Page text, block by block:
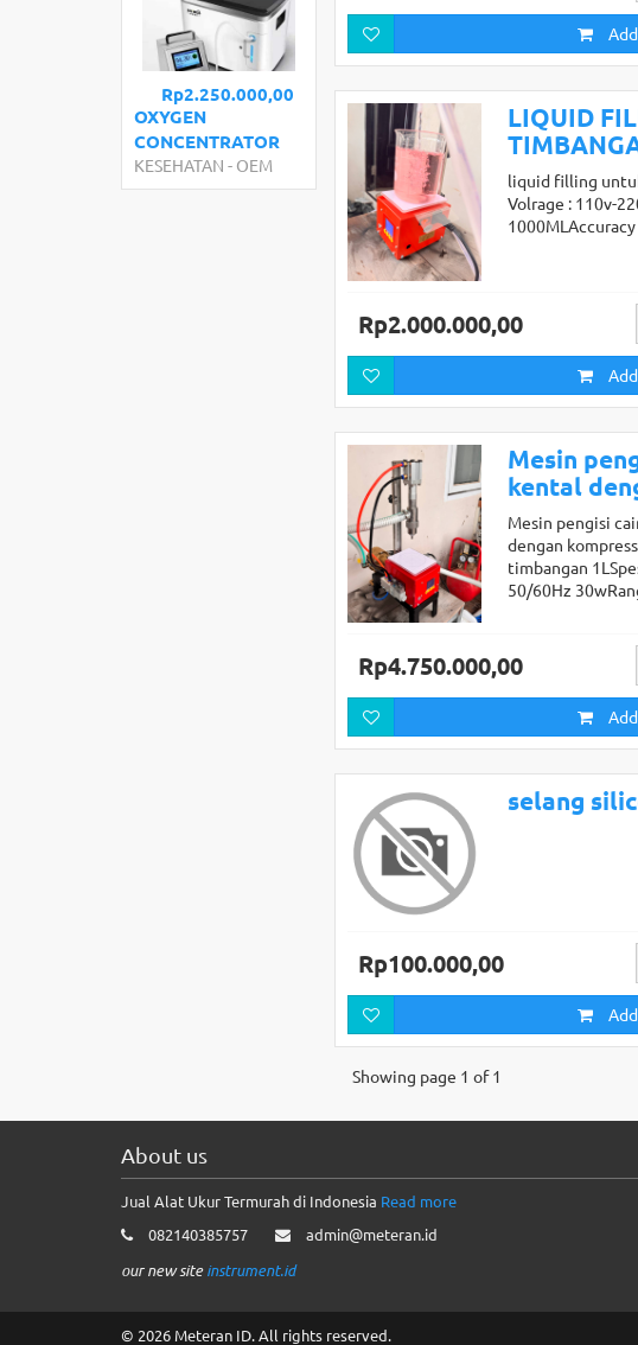
Rp2.250.000,00
OXYGEN
CONCENTRATOR
KESEHATAN - OEM
LIQUID
liquid filling
Volrage : 110v-
1000MLAccuracy
Rp2.000.000,00
Mesin
kental
Mesin pengisi
dengan
timbangan
50/60Hz
Rp4.750.000,00
selang
Rp100.000,00
Showing page 1 of 1
About us
Jual Alat Ukur Termurah di Indonesia Read more
082140385757
admin@meteran.id
our new siteinstrument.id
© 2026 Meteran ID. All rights reserved.